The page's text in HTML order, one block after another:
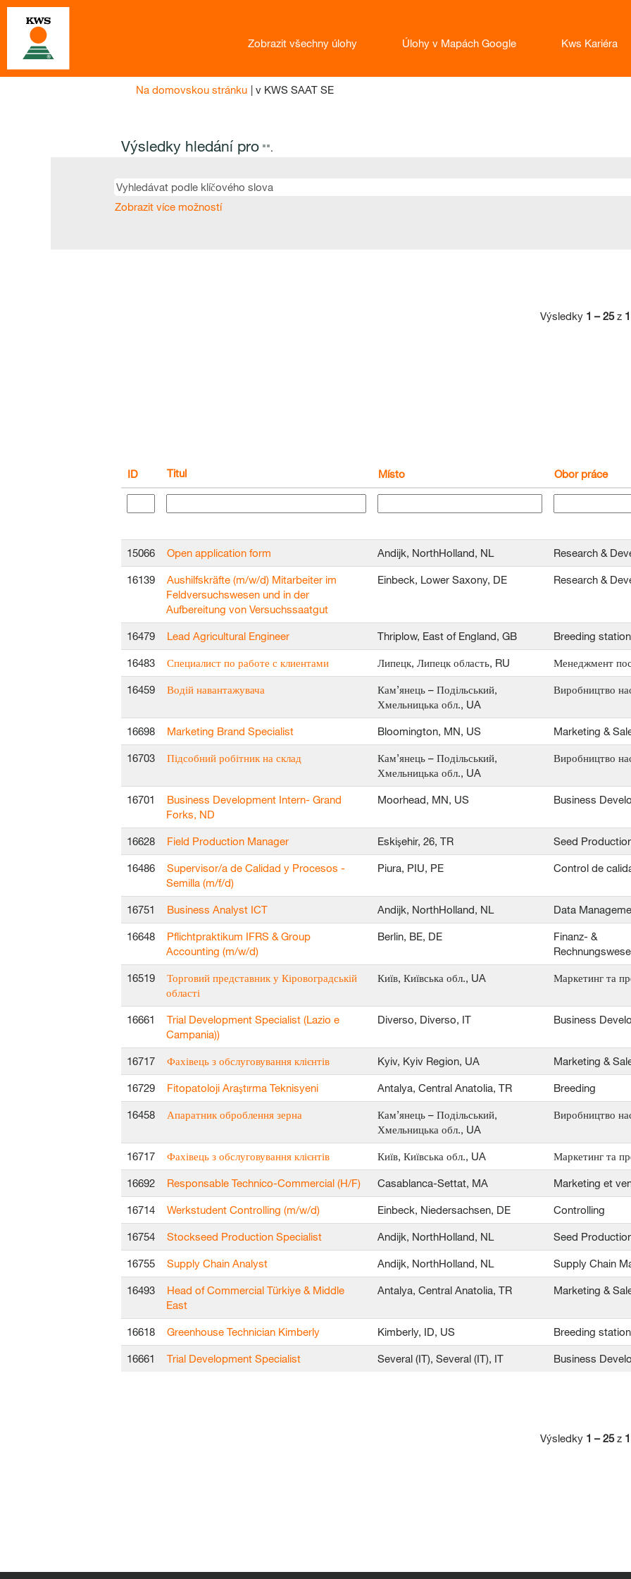
Zobrazit všechny úlohy Úlohy v Mapách Google Kws Kariéra
Na domovskou stránku | v KWS SAAT SE(aktuální
Výsledky hledání pro "".
Zobrazit více možností
Výsledky 1 – 25z
ID Titul Místo Obor práce
15066 Open application form Andijk, NorthHolland, NL Research &
16139
Aushilfskräfte (m/w/d) Mitarbeiter im
Feldversuchswesen und in der
Aufbereitung von Versuchssaatgut
Einbeck, Lower Saxony, DE Research &
16479 Lead Agricultural Engineer Thriplow, East of England, GB Breeding
16483 Специалист по работе с клиентами Липецк, Липецк область, RU Менеджмент
16459 Водій навантажувача
Кам’янець – Подільський,
Хмельницька обл., UA
Виробництво
16698 Marketing Brand Specialist Bloomington, MN, US Marketing &
16703 Підсобний робітник на склад
Кам’янець – Подільський,
Хмельницька обл., UA
Виробництво
16701
Business Development Intern- Grand
Forks, ND
Moorhead, MN, US Business
16628 Field Production Manager Eskişehir, 26, TR Seed
16486
Supervisor/a de Calidad y Procesos -
Semilla (m/f/d)
Piura, PIU, PE Control de
16751 Business Analyst ICT Andijk, NorthHolland, NL Data
16648
Pflichtpraktikum IFRS & Group
Accounting (m/w/d)
Berlin, BE, DE
Finanz- &
16519
Торговий представник у Кіровоградській
області
Київ, Київська обл., UA Маркетинг та
16661
Trial Development Specialist (Lazio e
Campania))
Diverso, Diverso, IT Business
16717 Фахівець з обслуговування клієнтів Kyiv, Kyiv Region, UA Marketing &
16729 Fitopatoloji Araştırma Teknisyeni Antalya, Central Anatolia, TR Breeding
16458 Апаратник оброблення зерна
Кам’янець – Подільський,
Хмельницька обл., UA
Виробництво
16717 Фахівець з обслуговування клієнтів Київ, Київська обл., UA Маркетинг та
16692 Responsable Technico-Commercial (H/F) Casablanca-Settat, MA Marketing et
16714 Werkstudent Controlling (m/w/d) Einbeck, Niedersachsen, DE Controlling
16754 Stockseed Production Specialist Andijk, NorthHolland, NL Seed
16755 Supply Chain Analyst Andijk, NorthHolland, NL Supply Chain
16493
Head of Commercial Türkiye & Middle
East
Antalya, Central Anatolia, TR Marketing &
16618 Greenhouse Technician Kimberly Kimberly, ID, US Breeding
16661 Trial Development Specialist Several (IT), Several (IT), IT Business
Výsledky 1 – 25z